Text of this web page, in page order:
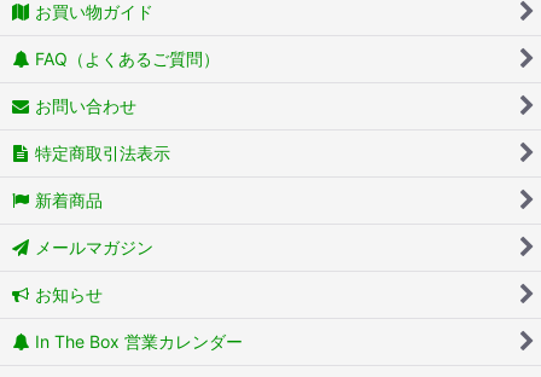
お買い物ガイド
FAQ（よくあるご質問）
お問い合わせ
特定商取引法表示
新着商品
メールマガジン
お知らせ
In The Box 営業カレンダー